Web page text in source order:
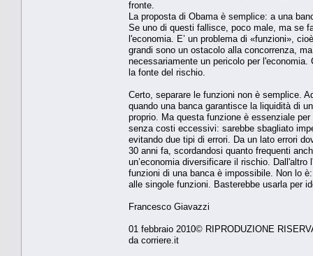
fronte.
La proposta di Obama è semplice: a una
Se uno di questi fallisce, poco male, ma se
l'economia. E’ un problema di «funzioni»,
grandi sono un ostacolo alla concorrenza,
necessariamente un pericolo per
la fonte del rischio.
Certo, separare le funzioni non è semplice.
quando una banca garantisce la liquidità di
proprio. Ma questa funzione è essenziale
senza costi eccessivi: sarebbe sbagliato
evitando due tipi di errori. Da un lato errori
30 anni fa, scordandosi quanto frequenti
un’economia diversificare il rischio.
funzioni di una banca è impossibile. Non lo
alle singole funzioni. Basterebbe usarla per
Francesco Giavazzi
01 febbraio 2010© RIPRODUZIONE
da corriere.it